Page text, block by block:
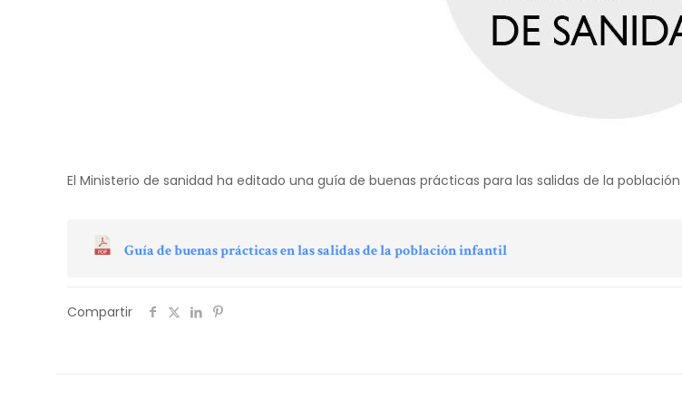
El Ministerio de sanidad ha editado una guía de buenas prácticas para las salidas de la
Guía de buenas prácticas en las salidas de la población infantil
Compartir